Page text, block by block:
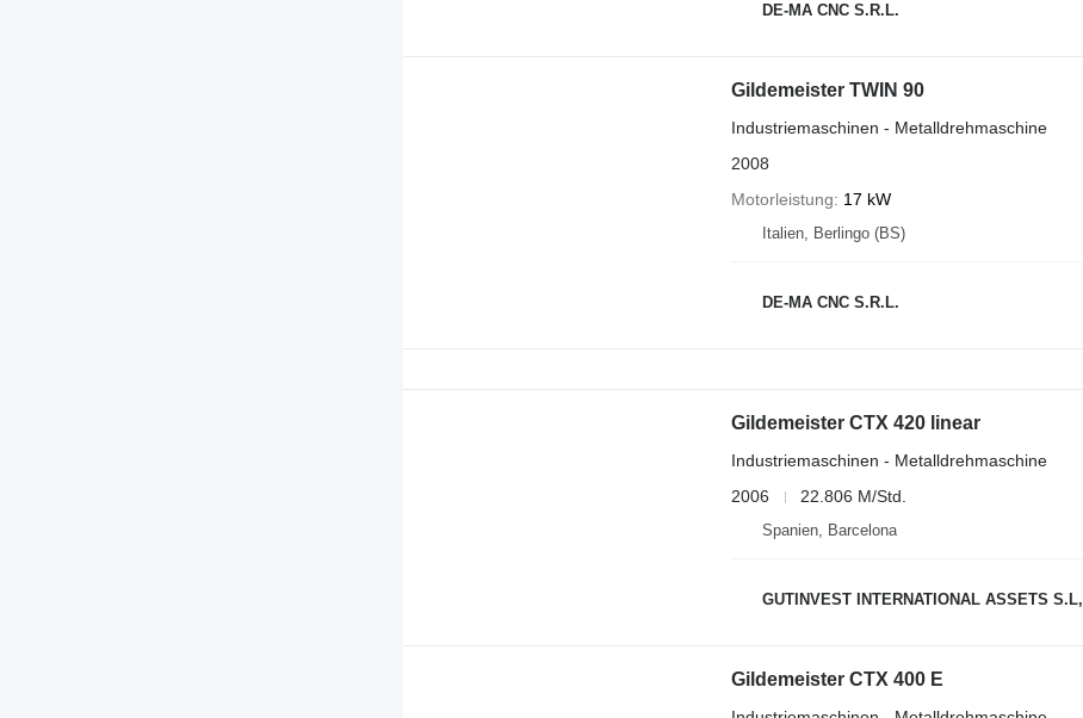
DE-MA CNC S.R.L.
Gildemeister TWIN 90
Industriemaschinen - Metalldrehmaschine
2008
Motorleistung
17 kW
Italien, Berlingo (BS)
DE-MA CNC S.R.L.
Gildemeister CTX 420 linear
Industriemaschinen - Metalldrehmaschine
2006
22.806 M/Std.
Spanien, Barcelona
GUTINVEST INTERNATIONAL ASSETS S.L,
Gildemeister CTX 400 E